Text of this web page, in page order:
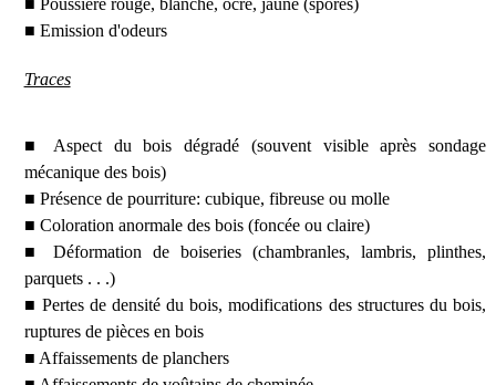
■ Emission d'odeurs
Traces
■ Aspect du bois dégradé (souvent visible après sondage
mécanique des bois)
■ Présence de pourriture: cubique, fibreuse ou molle
■ Coloration anormale des bois (foncée ou claire)
■ Déformation de boiseries (chambranles, lambris, plinthes,
parquets . . .)
■ Pertes de densité du bois, modifications des structures du bois,
ruptures de pièces en bois
■ Affaissements de planchers